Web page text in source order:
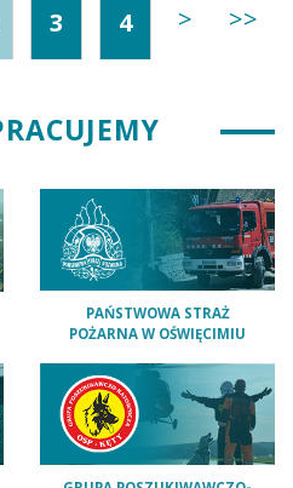
3 4 > >>
PAŃSTWOWA STRAŻ
POŻARNA W OŚWIĘCIMIU